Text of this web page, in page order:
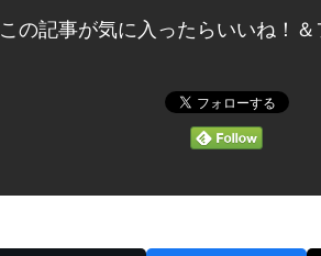
この記事が気に入ったらいいね！＆